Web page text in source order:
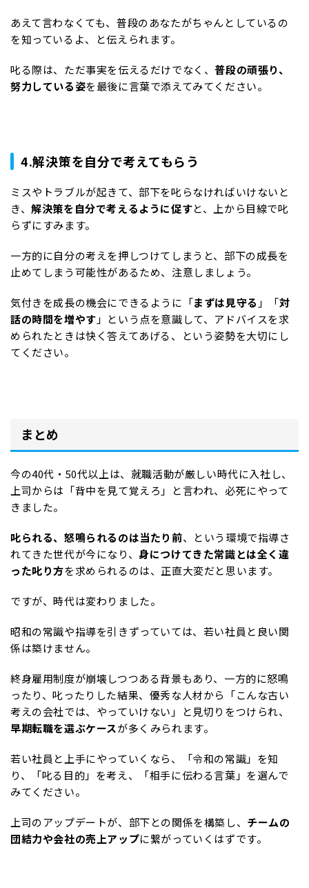
あえて言わなくても、普段のあなたがちゃんとしているの
を知っているよ、と伝えられます。
叱る際は、ただ事実を伝えるだけでなく、普段の頑張り、
努力している姿を最後に言葉で添えてみてください。
4.解決策を自分で考えてもらう
ミスやトラブルが起きて、部下を叱らなければいけないと
き、解決策を自分で考えるように促すと、上から目線で叱
らずにすみます。
一方的に自分の考えを押しつけてしまうと、部下の成長を
止めてしまう可能性があるため、注意しましょう。
気付きを成長の機会にできるように「まずは見守る 」「対
話の時間を増やす 」という点を意識して、アドバイスを求
められたときは快く答えてあげる、という姿勢を大切にし
てください。
まとめ
今の40代・50代以上は、就職活動が厳しい時代に入社し、
上司からは「背中を見て覚えろ」と言われ、必死にやって
きました。
叱られる、怒鳴られるのは当たり前、という環境で指導さ
れてきた世代が今になり、身につけてきた常識とは全く違
った叱り方を求められるのは、正直大変だと思います。
ですが、時代は変わりました。
昭和の常識や指導を引きずっていては、若い社員と良い関
係は築けません。
終身雇用制度が崩壊しつつある背景もあり、一方的に怒鳴
ったり、叱ったりした結果、優秀な人材から「こんな古い
考えの会社では、やっていけない」と見切りをつけられ、
早期転職を選ぶケースが多くみられます。
若い社員と上手にやっていくなら、「令和の常識」を知
り、「叱る目的」を考え、「相手に伝わる言葉」を選んで
みてください。
上司のアップデートが、部下との関係を構築し、 チームの
団結力や会社の売上アップに繋がっていくはずです。